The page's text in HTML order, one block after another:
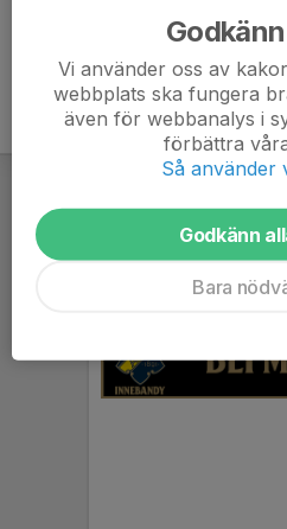
Vi använder oss av
webbplats ska fungera
även för webbanalys i
förbättra
Så använder
Godkänn
Bara